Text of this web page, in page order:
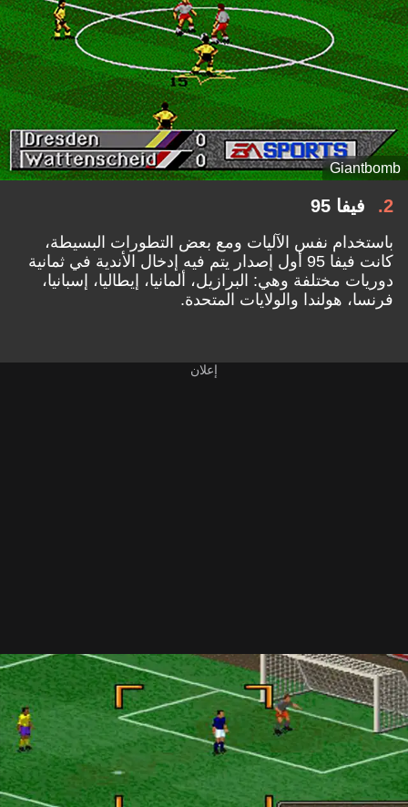
Giantbomb
2 فيفا 95
باستخدام نفس الآليات ومع بعض التطورات البسيطة،
كانت فيفا 95 أول إصدار يتم فيه إدخال الأندية في ثمانية
دوريات مختلفة وهي: البرازيل، ألمانيا، إيطاليا، إسبانيا،
فرنسا، هولندا والولايات المتحدة.